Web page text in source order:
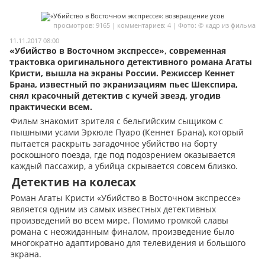
Мои материалы
Мои места
Моя личная афиша
Перечитать
просмотров: 9165 | комментариев: 4 | Фото: © кадр из фильма
11.11.2017 08:00
«Убийство в Восточном экспрессе», современная
трактовка оригинального детективного романа Агаты
Кристи, вышла на экраны России. Режиссер Кеннет
Брана, известный по экранизациям пьес Шекспира,
снял красочный детектив с кучей звезд, угодив
практически всем.
Фильм знакомит зрителя с бельгийским сыщиком с
пышными усами Эркюле Пуаро (Кеннет Брана), который
пытается раскрыть загадочное убийство на борту
роскошного поезда, где под подозрением оказывается
каждый пассажир, а убийца скрывается совсем близко.
Детектив на колесах
Роман Агаты Кристи «Убийство в Восточном экспрессе»
является одним из самых известных детективных
произведений во всем мире. Помимо громкой славы
романа с неожиданным финалом, произведение было
многократно адаптировано для телевидения и большого
экрана.